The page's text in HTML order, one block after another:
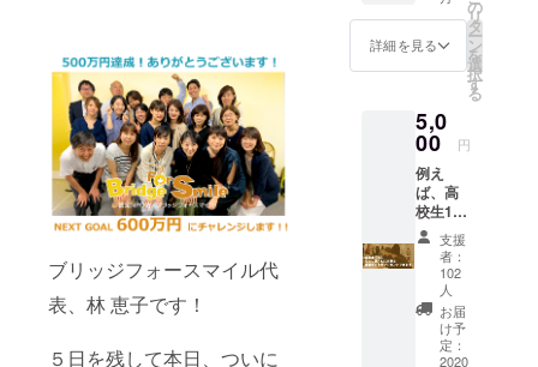
ブリッジフォースマイル代
表、林 恵子です！
５日を残して本日、ついに
偶然知り、
2004年、ブ
リッジ
イルを設
05年、NPO
法人化。現
在は認定
NPO法人。
児童養護施
設や里親家
庭等の中高
生、退所者
ができ
ます。 ◉
お礼の
メール ◉
控除用
領収書
のご送
付
詳細を見る
の
リ
タ
ー
ン
を
選
択
す
る
5,0
00 円
例え
ば、高
校生1人
に、ひ
とり暮
らしに
必要な
食器
セット
をプレ
支援
者：
102
人
お届
け予
定：
2020